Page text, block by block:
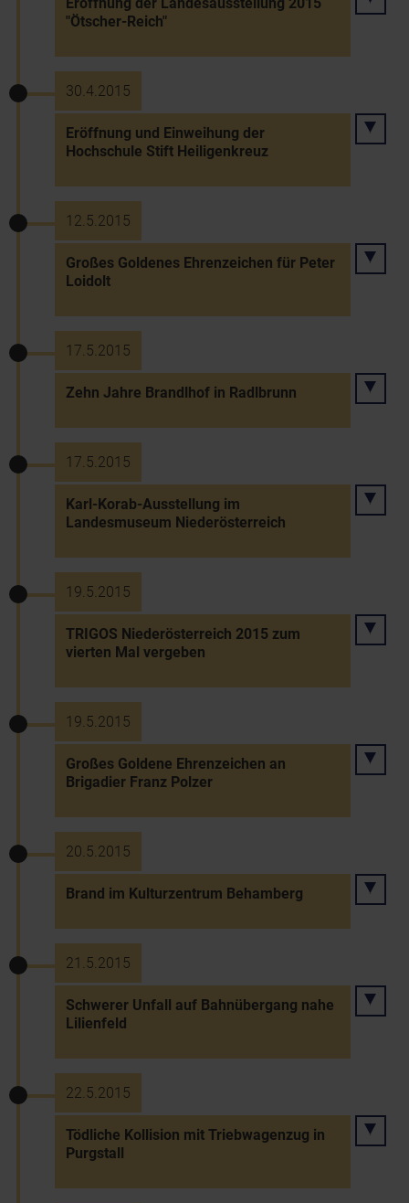
"Ötscher-Reich"
30.4.2015
Eröffnung und Einweihung der
Hochschule Stift Heiligenkreuz
12.5.2015
Großes Goldenes Ehrenzeichen für Peter
Loidolt
17.5.2015
Zehn Jahre Brandlhof in Radlbrunn
17.5.2015
Karl-Korab-Ausstellung im
Landesmuseum Niederösterreich
19.5.2015
TRIGOS Niederösterreich 2015 zum
vierten Mal vergeben
19.5.2015
Großes Goldene Ehrenzeichen an
Brigadier Franz Polzer
20.5.2015
Brand im Kulturzentrum Behamberg
21.5.2015
Schwerer Unfall auf Bahnübergang nahe
Lilienfeld
22.5.2015
Tödliche Kollision mit Triebwagenzug in
Purgstall